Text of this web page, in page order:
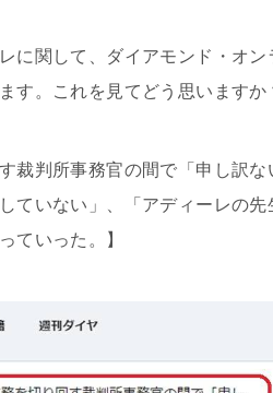
に関して、ダイアモンド・オ
す。これを見てどう思いますか
裁判所事務官の間で「申し訳
ていない」、「アディーレの
ていった。】